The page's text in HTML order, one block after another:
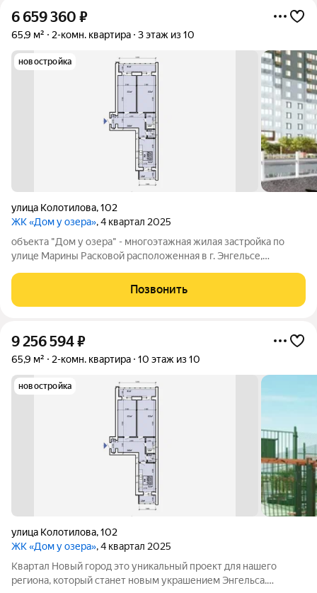
6 659 360 ₽
65,9 м² 2-комн. квартира 3 этаж из 10
новостройка
улица Колотилова,102
ЖК «Дом у озера», 4 квартал 2025
объекта "Дом у озера" - многоэтажная жилая застройка по
улице Марины Расковой расположенная в г. Энгельсе,
лаконичным фасадом, выдержанным в единой колористике.
Ещё одним несомненным
Позвонить
9 256 594₽
65,9 м² 2-комн. квартира 10 этаж из 10
новостройка
улица Колотилова,102
ЖК «Дом у озера», 4 квартал 2025
Квартал Новый город это уникальный проект для нашего
региона, который станет новым украшением Энгельса.